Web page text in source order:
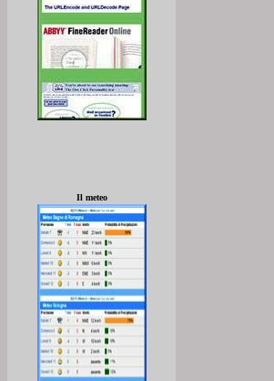
Il meteo